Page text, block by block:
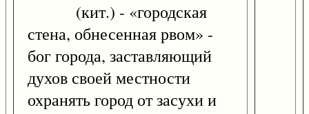
(кит.) - «городская
стена, обнесенная рвом» -
бог города, заставляющий
духов своей местности
охранять город от засухи и